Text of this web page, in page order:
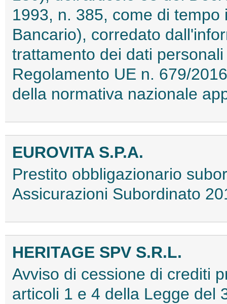
1993, n. 385, come di
Bancario), corredato
trattamento dei dati
Regolamento UE n. 679/
della normativa nazionale
EUROVITA S.P.A.
Prestito obbligazionario
Assicurazioni Subordinato
HERITAGE SPV S.R.L.
Avviso di cessione di crediti
articoli 1 e 4 della Legge del